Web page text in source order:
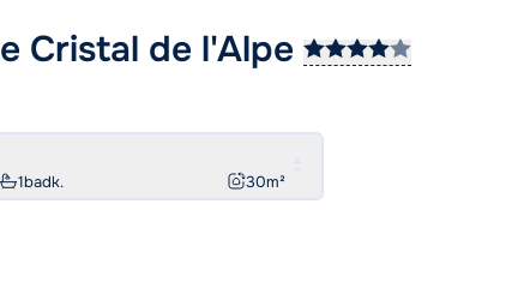
Cristal de l'Alpe
1badk. 30m²